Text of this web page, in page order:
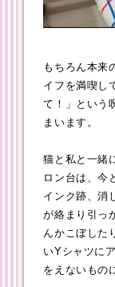
もちろん本来
イフを満喫し
て！」という
まいます。
猫と私と一緒
ロン台は、今
インク跡、消
が絡まり引っ
んかこぼした
いYシャツに
をえないもの